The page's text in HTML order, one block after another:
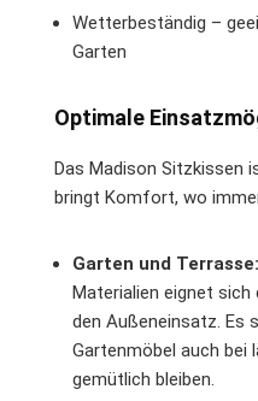
Wetterbeständig –
Garten
Optimale
Das Madison Sitzkissen
bringt Komfort, wo
Garten und Terrasse:
Materialien eignet
den Außeneinsatz. Es
Gartenmöbel auch bei
gemütlich bleiben.